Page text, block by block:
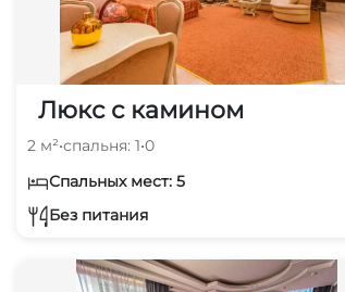
Люкс с камином
2 м²•спальня: 1•0
Спальных мест: 5
Без питания